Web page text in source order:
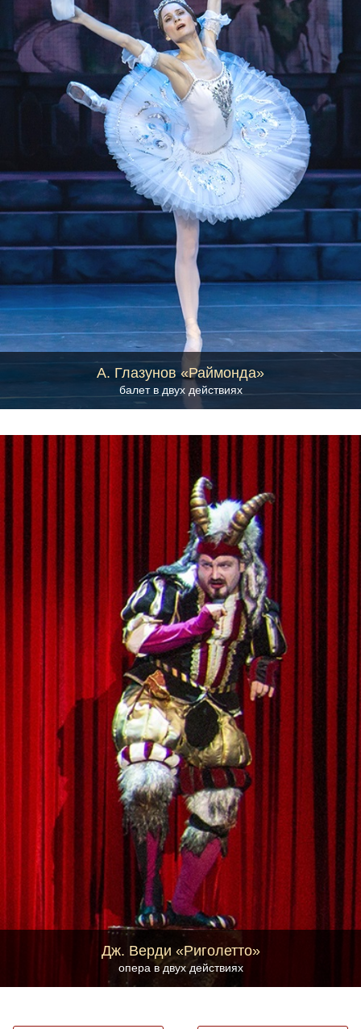
А. Глазунов «Раймонда»
балет в двух действиях
Дж. Верди «Риголетто»
опера в двух действиях